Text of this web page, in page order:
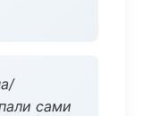
сами